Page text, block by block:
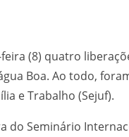
(8) quatro
Boa. Ao todo,
e Trabalho (Sejuf).
Seminário